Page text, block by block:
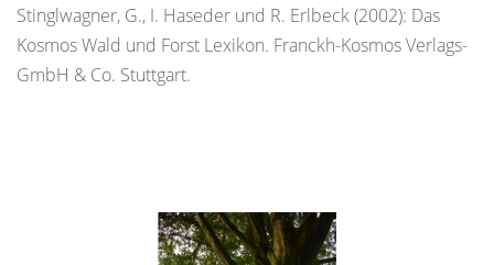
Stinglwagner, G., I. Haseder und R. Erlbeck (2002): Das
Kosmos Wald und Forst Lexikon. Franckh-Kosmos Verlags-
GmbH & Co. Stuttgart.